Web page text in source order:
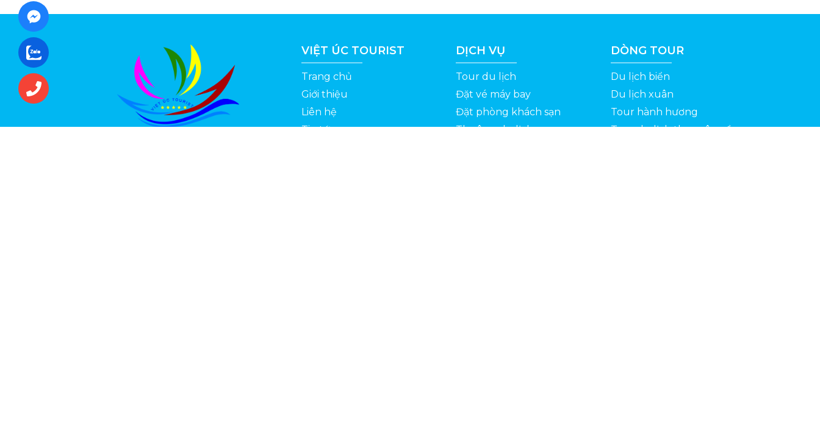
VIỆT ÚC TOURIST
Trang chủ
Giới thiệu
Liên hệ
Tin tức
DỊCH VỤ
Tour du lịch
Đặt vé máy bay
Đặt phòng khách sạn
Thuê xe du lịch
DÒNG TOUR
Du lịch biển
Du lịch xuân
Tour hành hương
Tour du lịch theo yêu cầu